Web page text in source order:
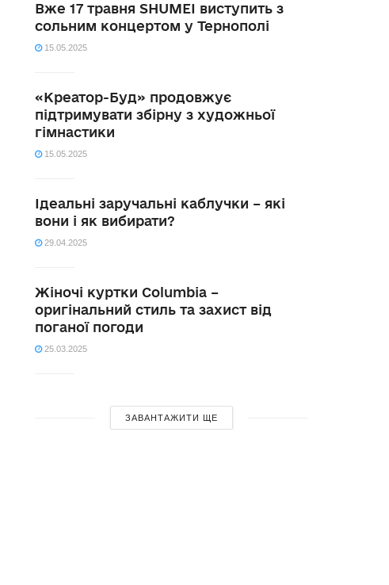
Вже 17 травня SHUMEI виступить з
сольним концертом у Тернополі
15.05.2025
«Креатор-Буд» продовжує
підтримувати збірну з художньої
гімнастики
15.05.2025
Ідеальні заручальні каблучки – які
вони і як вибирати?
29.04.2025
Жіночі куртки Columbia –
оригінальний стиль та захист від
поганої погоди
25.03.2025
ЗАВАНТАЖИТИ ЩЕ